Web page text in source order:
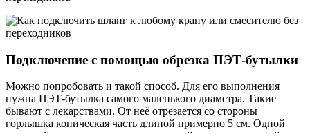
Подключение с помощью обрезка ПЭТ-бутылки
Можно попробовать и такой способ. Для его выполнения
нужна ПЭТ-бутылка самого маленького диаметра. Такие
бывают с лекарствами. От неё отрезается со стороны
горлышка коническая часть длиной примерно 5 см. Одной